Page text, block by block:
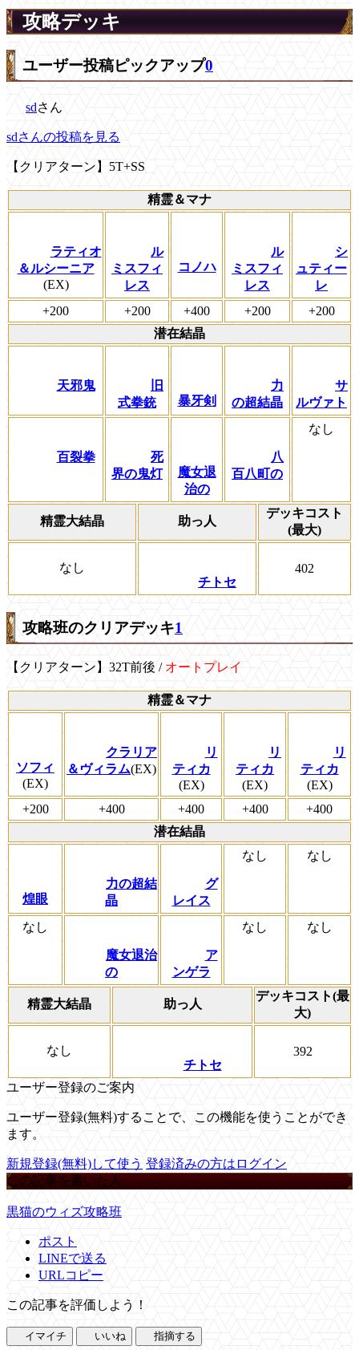
攻略デッキ
ユーザー投稿ピックアップ0
sdさん
sdさんの投稿を見る
【クリアターン】5T+SS
精霊＆マナ
ラティオ
＆ルシーニア
(EX)
ル
ミスフィ
レス
コノハ
ル
ミスフィ
レス
シ
ュティー
レ
+200
+200 +400 +200
+200
潜在結晶
天邪鬼
旧
式拳銃
暴牙剣
力
の超結晶
サ
ルヴァト
百裂拳
死
界の鬼灯
魔女退
治の
八
百八町の
なし
精霊大結晶 助っ人
デッキコスト
(最大)
なし
チトセ
402
攻略班のクリアデッキ1
【クリアターン】32T前後 / オートプレイ
精霊＆マナ
ソフィ
(EX)
クラリア
＆ヴィラム(EX)
リ
ティカ
(EX)
リ
ティカ
(EX)
リ
ティカ
(EX)
+200
+400 +400 +400
+400
潜在結晶
煌眼
力の超結
晶
グ
レイス
なし なし
なし
魔女退治
の
ア
ンゲラ
なし なし
精霊大結晶 助っ人
デッキコスト(最
大)
なし
チトセ
392
ユーザー登録のご案内
ユーザー登録(無料)することで、この機能を使うことができ
ます。
新規登録(無料)して使う 登録済みの方はログイン
この記事を書いた人
黒猫のウィズ攻略班
ポスト
LINEで送る
URLコピー
この記事を評価しよう！
イマイチ いいね 指摘する